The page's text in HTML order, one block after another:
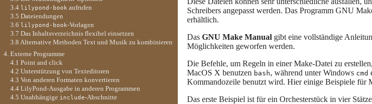
Schreibers angepasst werden. Das Programm GNU
erhältlich.
Das GNU Make Manual gibt eine vollständige
Möglichkeiten geworfen werden.
Die Befehle, um Regeln in einer Make-Datei zu
MacOS X benutzen bash, während unter Windows cmd
Kommandozeile benutzt wird. Hier einige Beispiele
Das erste Beispiel ist für ein Orchesterstück in vier
3.4 lilypond-book aufrufen
3.5 Dateiendungen
3.6 lilypond-book-Vorlagen
3.7 Das Inhaltsverzeichnis flexibel einsetzen
3.8 Alternative Methoden Text und Musik zu kombinieren
4. Externe Programme
4.1 Point and click
4.2 Unterstützung von Texteditoren
4.3 Von anderen Formaten konvertieren
4.4 LilyPond-Ausgabe in anderen Programmen
4.5 Unabhängige include-Abschnitte